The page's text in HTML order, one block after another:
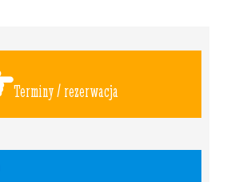
Terminy / rezerwacja